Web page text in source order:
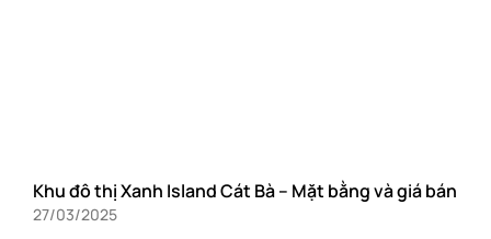
Khu đô thị Xanh Island Cát Bà – Mặt bằng và giá bán
27/03/2025